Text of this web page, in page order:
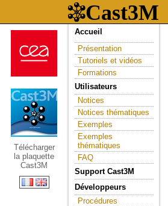
Télécharger
la plaquette
Cast3M
Accueil
Présentation
Tutoriels et vidéos
Formations
Utilisateurs
Notices
Notices thématiques
Exemples
Exemples
thématiques
FAQ
Support Cast3M
Développeurs
Procédures